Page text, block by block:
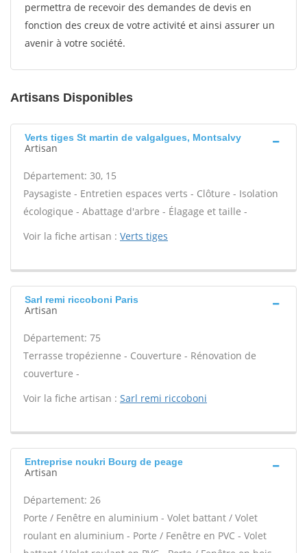
permettra de recevoir des demandes de devis en
fonction des creux de votre activité et ainsi assurer un
avenir à votre société.
Artisans Disponibles
Verts tiges St martin de valgalgues, Montsalvy
Artisan
Département: 30, 15
Paysagiste - Entretien espaces verts - Clôture - Isolation
écologique - Abattage d'arbre - Élagage et taille -
Voir la fiche artisan : Verts tiges
Sarl remi riccoboni Paris
Artisan
Département: 75
Terrasse tropézienne - Couverture - Rénovation de
couverture -
Voir la fiche artisan : Sarl remi riccoboni
Entreprise noukri Bourg de peage
Artisan
Département: 26
Porte / Fenêtre en aluminium - Volet battant / Volet
roulant en aluminium - Porte / Fenêtre en PVC - Volet